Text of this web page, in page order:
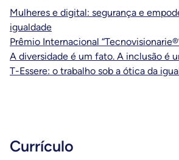
Mulheres e digital: segurança e
igualdade
Prêmio Internacional
A diversidade é um fato. A inclusão é
T-Essere: o trabalho sob a ótica da
Currículo